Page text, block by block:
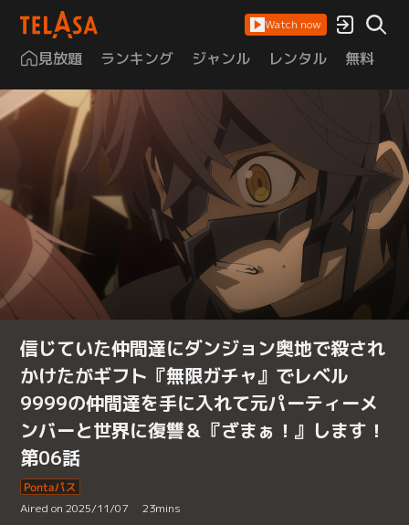
Watch now
見放題 ランキング ジャンル レンタル 無料
信じていた仲間達にダンジョン奥地で殺され
かけたがギフト『無限ガチャ』でレベル
9999の仲間達を手に入れて元パーティーメ
ンバーと世界に復讐＆『ざまぁ！』します！
第06話
Aired on 2025/11/07 23mins